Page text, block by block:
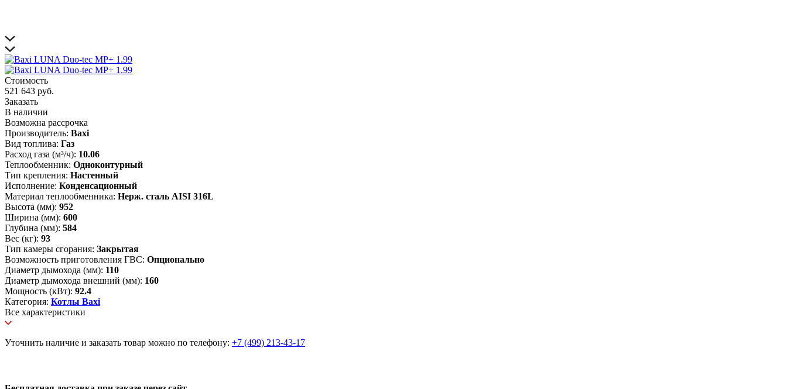
Стоимость
521 643 руб.
Заказать
В наличии
Возможна рассрочка
Производитель: Baxi
Вид топлива: Газ
Расход газа (м³/ч): 10.06
Теплообменник: Одноконтурный
Тип крепления: Настенный
Исполнение: Конденсационный
Материал теплообменника: Нерж. сталь AISI 316L
Высота (мм): 952
Ширина (мм): 600
Глубина (мм): 584
Вес (кг): 93
Тип камеры сгорания: Закрытая
Возможность приготовления ГВС: Опционально
Диаметр дымохода (мм): 110
Диаметр дымохода внешний (мм): 160
Мощность (кВт): 92.4
Категория: Котлы Baxi
Все характеристики
Уточнить наличие и заказать товар можно по телефону: +7 (499) 213-43-17